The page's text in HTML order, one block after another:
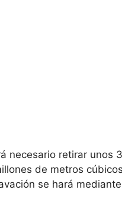
necesario retirar unos
de metros
se hará